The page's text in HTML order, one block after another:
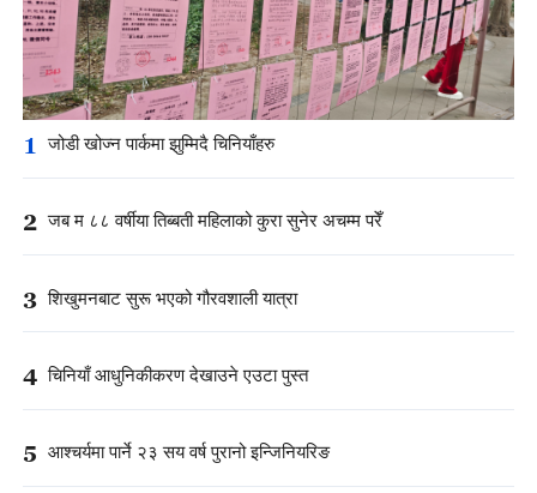
1 जोडी खोज्न पार्कमा झुम्मिदै चिनियाँहरु
2 जब म ८८ वर्षीया तिब्बती महिलाको कुरा सुनेर अचम्म परेँ
3 शिखुमनबाट सुरू भएको गौरवशाली यात्रा
4 चिनियाँ आधुनिकीकरण देखाउने एउटा पुस्त
5 आश्चर्यमा पार्ने २३ सय वर्ष पुरानो इन्जिनियरिङ